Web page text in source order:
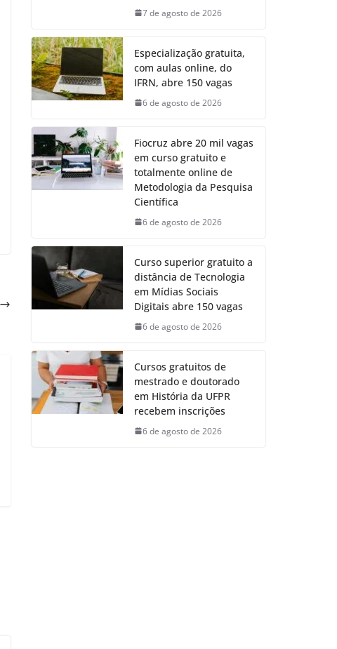
7 de agosto de 2026
Especialização gratuita,
com aulas online, do
IFRN, abre 150 vagas
6 de agosto de 2026
Fiocruz abre 20 mil vagas
em curso gratuito e
totalmente online de
Metodologia da Pesquisa
Científica
6 de agosto de 2026
Curso superior gratuito a
distância de Tecnologia
em Mídias Sociais
Digitais abre 150 vagas
6 de agosto de 2026
Cursos gratuitos de
mestrado e doutorado
em História da UFPR
recebem inscrições
6 de agosto de 2026